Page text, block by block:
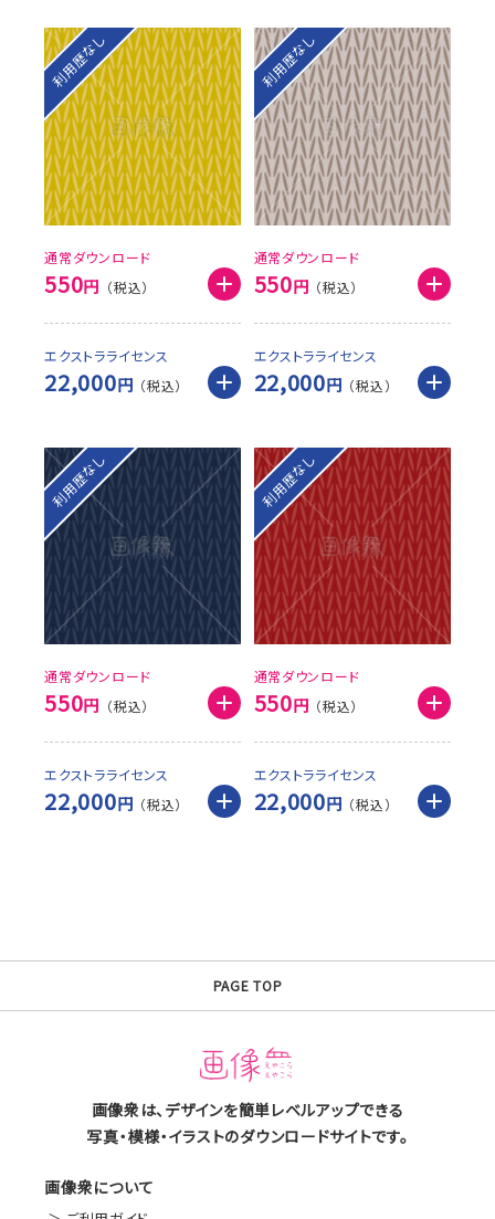
利用歴なし
通常ダウンロード
550円
エクストラライセンス
22,000円
利用歴なし
通常ダウンロード
550円
エクストラライセンス
22,000円
利用歴なし
通常ダウンロード
550円
エクストラライセンス
22,000円
利用歴なし
通常ダウンロード
550円
エクストラライセンス
22,000円
PAGE TOP
画像衆は、デザインを簡単レベルアップできる
写真・模様・イラストのダウンロードサイトです。
画像衆について